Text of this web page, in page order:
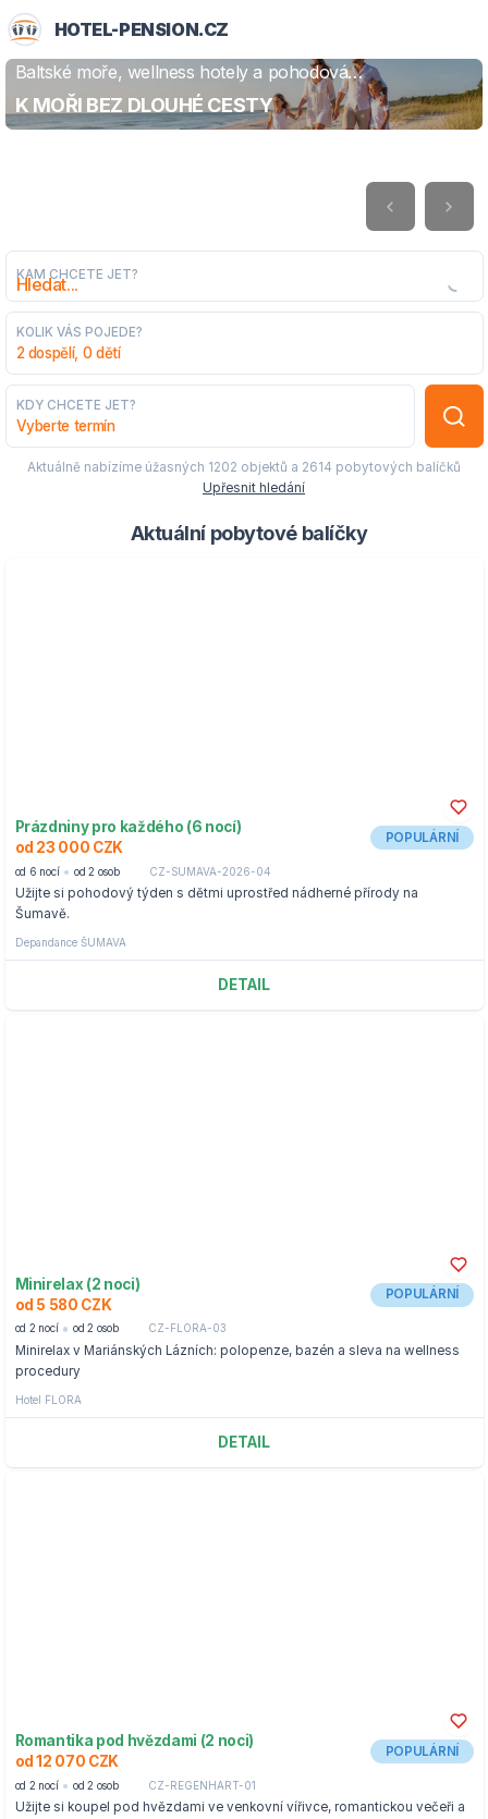
HOTEL-PENSION.CZ
Baltské moře, wellness hotely a pohodová
dovolená
K MOŘI BEZ DLOUHÉ CESTY
ZJISTIT VÍCE
KAM CHCETE JET?
KOLIK VÁS POJEDE?
2 dospělí, 0 dětí
KDY CHCETE JET?
Vyberte termín
Aktuálně nabízíme úžasných 1202 objektů a 2614 pobytových balíčků
Upřesnit hledání
Aktuální pobytové balíčky
Prázdniny pro každého (6 nocí)
od 23 000 CZK
POPULÁRNÍ
od 6 nocí od 2 osob CZ-SUMAVA-2026-04
Užijte si pohodový týden s dětmi uprostřed nádherné přírody na
Šumavě.
Depandance ŠUMAVA
DETAIL
Minirelax (2 noci)
od 5 580 CZK
POPULÁRNÍ
od 2 nocí od 2 osob CZ-FLORA-03
Minirelax v Mariánských Lázních: polopenze, bazén a sleva na wellness
procedury
Hotel FLORA
DETAIL
Romantika pod hvězdami (2 noci)
od 12 070 CZK
POPULÁRNÍ
od 2 nocí od 2 osob CZ-REGENHART-01
Užijte si koupel pod hvězdami ve venkovní vířivce, romantickou večeři a